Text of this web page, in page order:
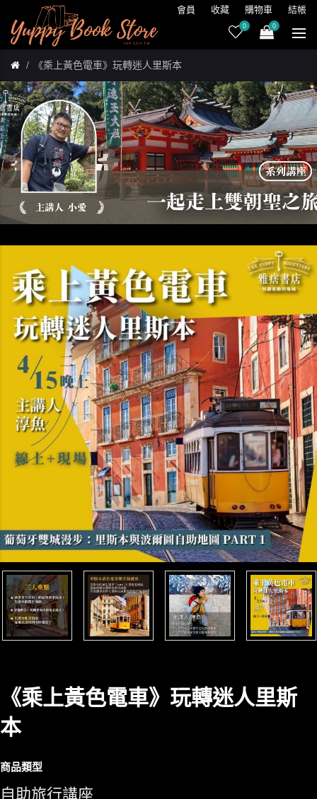
會員 收藏 購物車 結帳
0 0
《乘上黃色電車》玩轉迷人里斯本
《乘上黃色電車》玩轉迷人里斯
本
商品類型
自助旅行講座